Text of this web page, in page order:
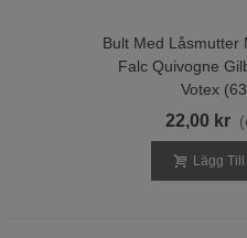
Bult Med Låsmutter
Falc Quivogne
Votex
22,00 kr
Lägg